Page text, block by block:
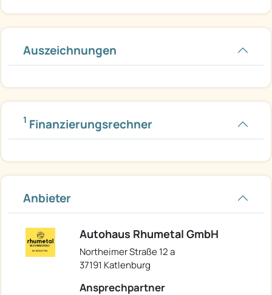
Auszeichnungen
1 Finanzierungsrechner
Anbieter
Autohaus Rhumetal GmbH
Northeimer Straße 12 a
37191 Katlenburg
Ansprechpartner